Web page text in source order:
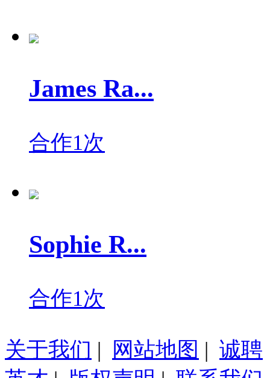
James Ra...
合作1次
Sophie R...
合作1次
关于我们 | 网站地图 | 诚聘